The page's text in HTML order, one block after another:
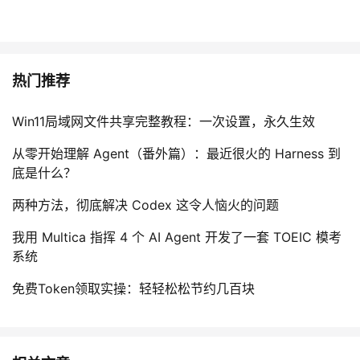
热门推荐
Win11局域网文件共享完整教程：一次设置，永久生效
从零开始理解 Agent（番外篇）：最近很火的 Harness 到
底是什么？
两种方法，彻底解决 Codex 这令人恼火的问题
我用 Multica 指挥 4 个 AI Agent 开发了一套 TOEIC 模考
系统
免费Token领取实操：轻轻松松节约几百块